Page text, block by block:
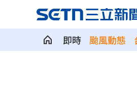
即時 颱風動態